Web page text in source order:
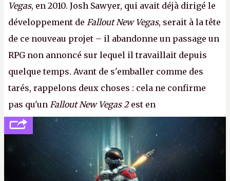
Vegas, en 2010. Josh Sawyer, qui avait déjà dirigé le
développement de Fallout New Vegas, serait à la tête
de ce nouveau projet – il abandonne un passage un
RPG non annoncé sur lequel il travaillait depuis
quelque temps. Avant de s'emballer comme des
tarés, rappelons deux choses : cela ne confirme
pas qu'un Fallout New Vegas 2est en
développement (pour ce que l'on sait, ils bossent
peut-être sur
Fallout Football ou
Fallout vs. Les
Lapins Crétins) et l'Obsidian d'aujourd'hui n'est plus
le même studio qu'il y a 15 ans. Mais bon, OK, on